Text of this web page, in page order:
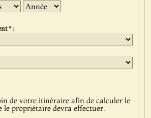
Année
* :
de votre itinéraire afin de calculer le
le propriétaire devra effectuer.